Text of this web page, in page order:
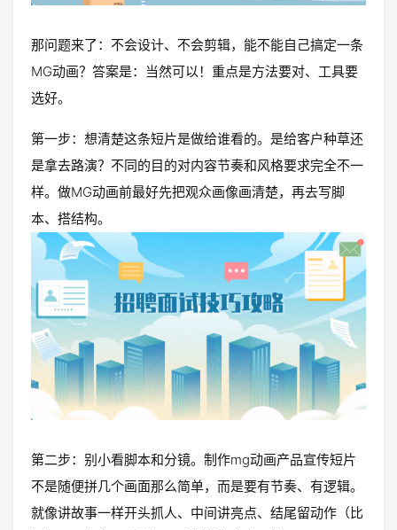
那问题来了：不会设计、不会剪辑，能不能自己搞定一条
MG动画？答案是：当然可以！重点是方法要对、工具要
选好。
第一步：想清楚这条短片是做给谁看的。是给客户种草还
是拿去路演？不同的目的对内容节奏和风格要求完全不一
样。做MG动画前最好先把观众画像画清楚，再去写脚
本、搭结构。
第二步：别小看脚本和分镜。制作mg动画产品宣传短片
不是随便拼几个画面那么简单，而是要有节奏、有逻辑。
就像讲故事一样开头抓人、中间讲亮点、结尾留动作（比